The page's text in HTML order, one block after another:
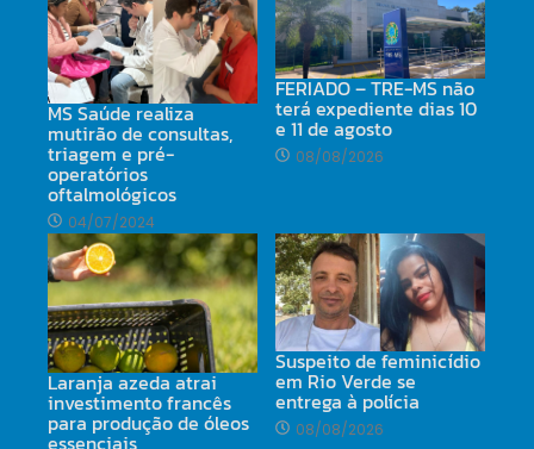
MS Saúde realiza
mutirão de consultas,
triagem e pré-
operatórios
oftalmológicos
04/07/2024
FERIADO – TRE-MS não
terá expediente dias 10
e 11 de agosto
08/08/2026
Laranja azeda atrai
investimento francês
para produção de óleos
Suspeito de feminicídio
em Rio Verde se
entrega à polícia
08/08/2026